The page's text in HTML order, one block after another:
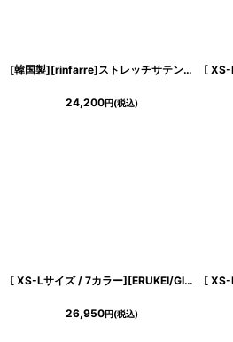
[韓国製][rinfarre]ストレッチサテン・ドレープ・ノースリーブ・Vネック・サイドスリット・マーメイドライン・ロングドレス・ワンピース[山崎みどり着用][送料無料]mybk
24,200円(税込)
[ XS-Lサイズ / 7カラー][ERUKEI/GINZA COUTURE]サテン・シンプル・Vネック・ノースリーブ・ウエストマーク・Aライン・ロングドレス[送料無料]
26,950円(税込)